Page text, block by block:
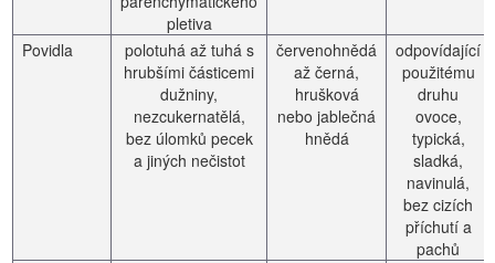
pletiva
Povidla
polotuhá až tuhá s
hrubšími částicemi
dužniny,
nezcukernatělá,
bez úlomků pecek
a jiných nečistot
červenohnědá
až černá,
hrušková
nebo jablečná
hnědá
odpovídající
použitému
druhu
ovoce,
typická,
sladká,
navinulá,
bez cizích
příchutí a
pachů